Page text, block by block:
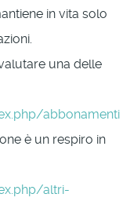
in vita solo
una delle
abbonamenti
è un respiro in
altri-